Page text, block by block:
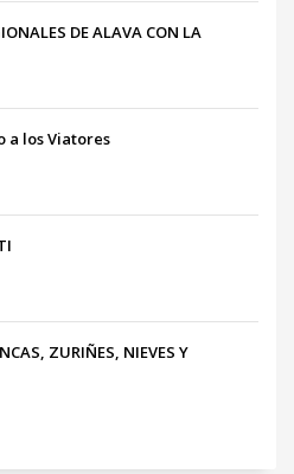
DE ALAVA CON LA
a los Viatores
ZURIÑES, NIEVES Y